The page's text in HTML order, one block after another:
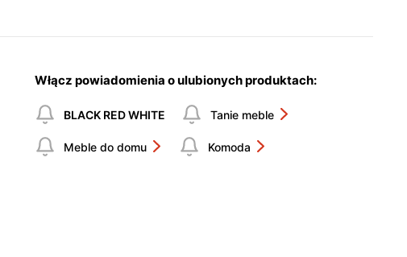
Włącz powiadomienia o ulubionych produktach:
BLACK RED WHITE Tanie meble
Meble do domu Komoda